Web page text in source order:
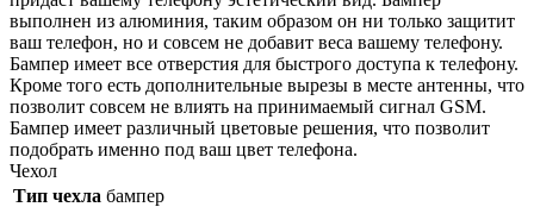
выполнен из алюминия, таким образом он ни только защитит
ваш телефон, но и совсем не добавит веса вашему телефону.
Бампер имеет все отверстия для быстрого доступа к телефону.
Кроме того есть дополнительные вырезы в месте антенны, что
позволит совсем не влиять на принимаемый сигнал GSM.
Бампер имеет различный цветовые решения, что позволит
подобрать именно под ваш цвет телефона.
Чехол
Тип чехла бампер